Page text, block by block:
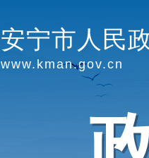
安宁市人民
www.kman.gov.cn